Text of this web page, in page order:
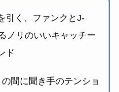
引く、ファンクとJ-
ノリのいいキャッチー
ド
間に聞き手のテンショ